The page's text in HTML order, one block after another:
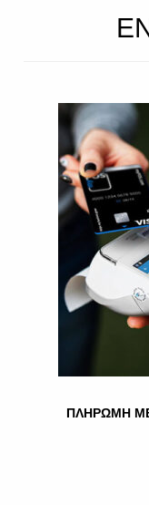
JUMBO CUBA
HONAKIA 250 GR
€
RUFFLES
ΠΛΗΡΩΜΗ ΜΕ